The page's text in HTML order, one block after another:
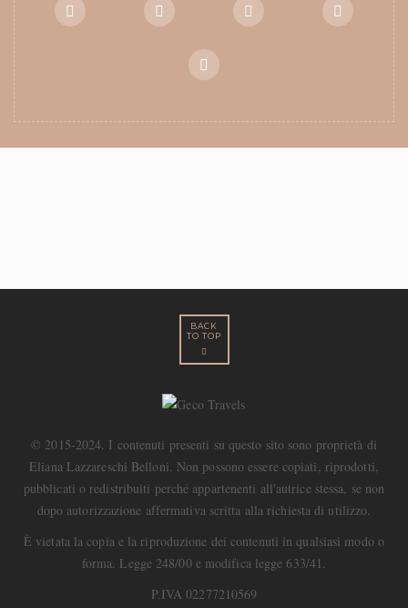
BACK
TO TOP
© 2015-2024. I contenuti presenti su questo sito sono proprietà di
Eliana Lazzareschi Belloni. Non possono essere copiati, riprodotti,
pubblicati o redistribuiti perché appartenenti all'autrice stessa, se non
dopo autorizzazione affermativa scritta alla richiesta di utilizzo.
È vietata la copia e la riproduzione dei contenuti in qualsiasi modo o
forma. Legge 248/00 e modifica legge 633/41.
P.IVA 02277210569